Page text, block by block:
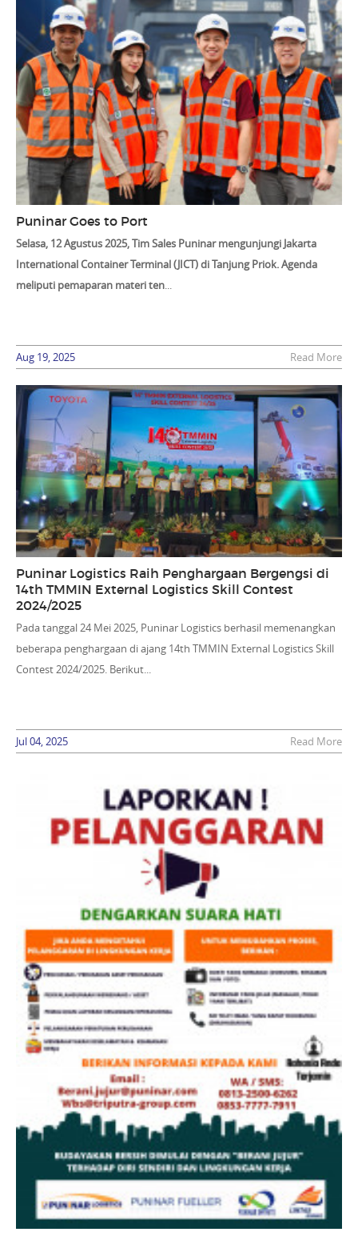
Puninar Goes to Port
Selasa, 12 Agustus 2025, Tim Sales Puninar mengunjungi Jakarta
International Container Terminal (JICT) di Tanjung Priok. Agenda
meliputi pemaparan materi ten...
Aug 19, 2025 Read More
Puninar Logistics Raih Penghargaan Bergengsi di
14th TMMIN External Logistics Skill Contest
2024/2025
Pada tanggal 24 Mei 2025, Puninar Logistics berhasil memenangkan
beberapa penghargaan di ajang 14th TMMIN External Logistics Skill
Contest 2024/2025. Berikut...
Jul 04, 2025 Read More